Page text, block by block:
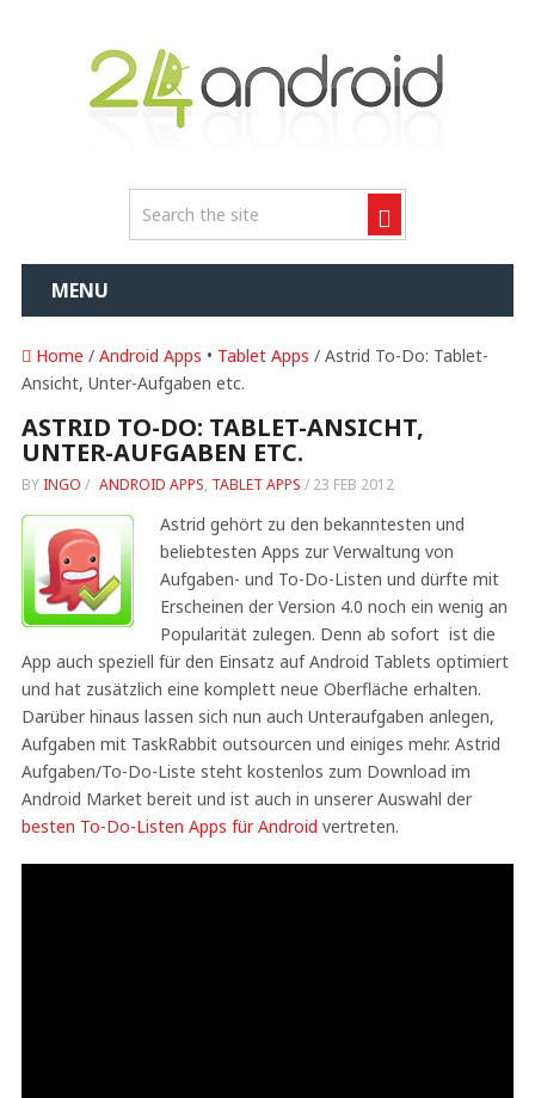
MENU
Home / Android Apps • Tablet Apps / Astrid To-Do: Tablet-
Ansicht, Unter-Aufgaben etc.
ASTRID TO-DO: TABLET-ANSICHT,
UNTER-AUFGABEN ETC.
BY INGO / ANDROID APPS, TABLET APPS / 23 FEB 2012
Astrid gehört zu den bekanntesten und
beliebtesten Apps zur Verwaltung von
Aufgaben- und To-Do-Listen und dürfte mit
Erscheinen der Version 4.0 noch ein wenig an
Popularität zulegen. Denn ab sofort ist die
App auch speziell für den Einsatz auf Android Tablets optimiert
und hat zusätzlich eine komplett neue Oberfläche erhalten.
Darüber hinaus lassen sich nun auch Unteraufgaben anlegen,
Aufgaben mit TaskRabbit outsourcen und einiges mehr. Astrid
Aufgaben/To-Do-Liste steht kostenlos zum Download im
Android Market bereit und ist auch in unserer Auswahl der
besten To-Do-Listen Apps für Android vertreten.